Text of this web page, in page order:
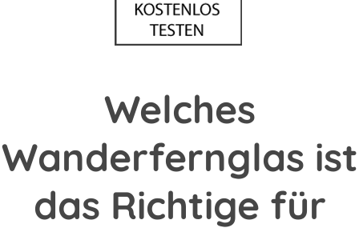
Welches
Wanderfernglas ist
das Richtige für